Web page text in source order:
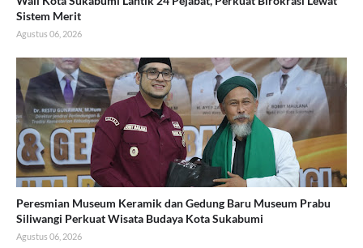
Sistem Merit
Agustus 06, 2026
Peresmian Museum Keramik dan Gedung Baru Museum Prabu
Siliwangi Perkuat Wisata Budaya Kota Sukabumi
Agustus 06, 2026